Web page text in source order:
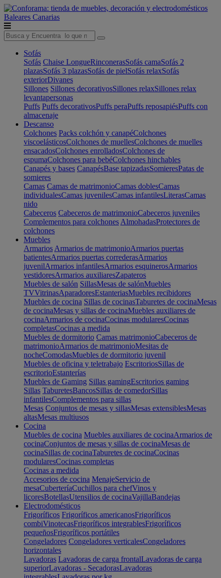
Baleares Canarias
Sofás
Sofás Chaise LongueRinconerasSofás camaSofás 2
plazasSofás 3 plazasSofás de pielSofás relaxSofás
exteriorDivanes
Sillones Sillones decorativosSillones relaxSillones relax
levantapersonas
Puffs Puffs decorativosPuffs peraPuffs reposapiésPuffs con
almacenaje
Descanso
Colchones Packs colchón y canapéColchones
viscoelásticosColchones de muellesColchones de muelles
ensacadosColchones enrolladosColchones de
espumaColchones para bebéColchones hinchables
Canapés y bases CanapésBase tapizadasSomieresPatas de
somieres
Camas Camas de matrimonioCamas doblesCamas
individualesCamas juvenilesCamas infantilesLiterasCamas
nido
Cabeceros Cabeceros de matrimonioCabeceros juveniles
Complementos para colchones AlmohadasProtectores de
colchones
Muebles
Armarios Armarios de matrimonioArmarios puertas
batientesArmarios puertas correderasArmarios
juvenilArmarios infantilesArmarios esquinerosArmarios
vestidoresArmarios auxiliaresZapateros
Muebles de salón SillasMesas de salónMuebles
TVVitrinasAparadoresEstanteriasMuebles recibidores
Muebles de cocina Sillas de cocinasTaburetes de cocinaMesas
de cocinaMesas y sillas de cocinaMuebles auxiliares de
cocinaArmarios de cocinaCocinas modularesCocinas
completasCocinas a medida
Muebles de dormitorio Camas matrimonioCabeceros de
matrimonioArmarios de matrimonioMesitas de
nocheComodasMuebles de dormitorio juvenil
Muebles de oficina y teletrabajo EscritoriosSillas de
escritorioEstanterías
Muebles de Gaming Sillas gamingEscritorios gaming
Sillas TaburetesBancosSillas de comedorSillas
infantilesComplementos para sillas
Mesas Conjuntos de mesas y sillasMesas extensiblesMesas
altasMesas multiusos
Cocina
Muebles de cocina Muebles auxiliares de cocinaArmarios de
cocinaConjuntos de mesas y sillas de cocinaMesas de
cocinaSillas de cocinaTaburetes de cocinaCocinas
modularesCocinas completas
Cocinas a medida
Accesorios de cocina MenajeServicio de
mesaCuberteríaCuchillos para chefVinos y
licoresBotellasUtensilios de cocinaVajillaBandejas
Electrodomésticos
Frigoríficos Frigoríficos americanosFrigoríficos
combiVinotecasFrigoríficos integrablesFrigoríficos
pequeñosFrigoríficos portátiles
Congeladores Congeladores verticalesCongeladores
horizontales
Lavadoras Lavadoras de carga frontalLavadoras de carga
superiorLavadoras - SecadorasLavadoras